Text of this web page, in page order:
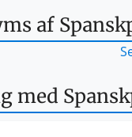
af
med